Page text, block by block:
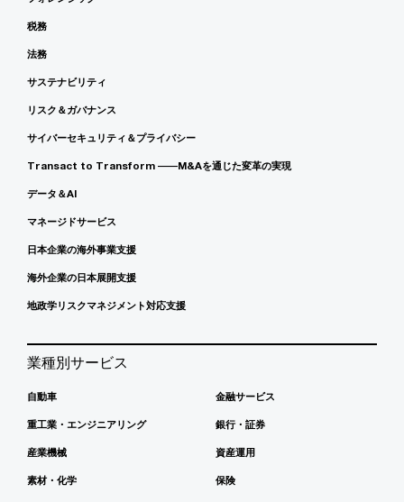
税務
法務
サステナビリティ
リスク＆ガバナンス
サイバーセキュリティ＆プライバシー
Transact to Transform ――M&Aを通じた変革の実現
データ＆AI
マネージドサービス
日本企業の海外事業支援
海外企業の日本展開支援
地政学リスクマネジメント対応支援
業種別サービス
自動車
重工業・エンジニアリング
産業機械
素材・化学
金融サービス
銀行・証券
資産運用
保険